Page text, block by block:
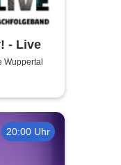
- Live
Wuppertal
20:00 Uhr